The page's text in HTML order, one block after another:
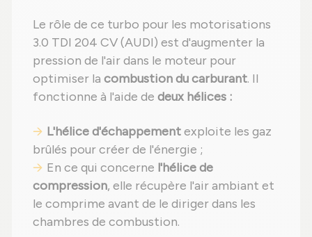
Le rôle de ce turbo pour les motorisations
3.0 TDI 204 CV (AUDI) est d'augmenter la
pression de l'air dans le moteur pour
optimiser la combustion du carburant. Il
fonctionne à l'aide de deux hélices :
L'hélice d'échappementexploite les gaz
brûlés pour créer de l'énergie ;
En ce qui concerne l'hélice de
compression, elle récupère l'air ambiant et
le comprime avant de le diriger dans les
chambres de combustion.